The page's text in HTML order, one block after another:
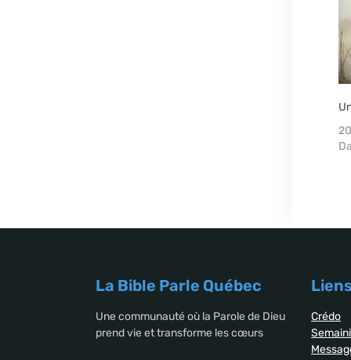
La Bible Parle Québec
Une communauté où la Parole de Dieu
prend vie et transforme les cœurs
Crédo